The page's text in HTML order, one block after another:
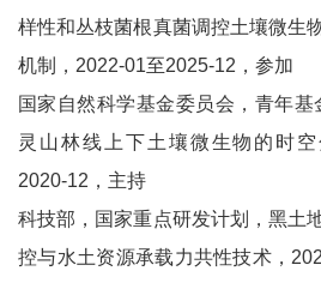
样性和丛枝菌根真菌调控土壤微生
机制，2022-01至2025-12，参加
国家自然科学基金委员会，青年
灵山林线上下土壤微生物的时
2020-12，主持
科技部，国家重点研发计划，黑土
控与水土资源承载力共性技术，